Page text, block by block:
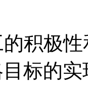
积极
标的实